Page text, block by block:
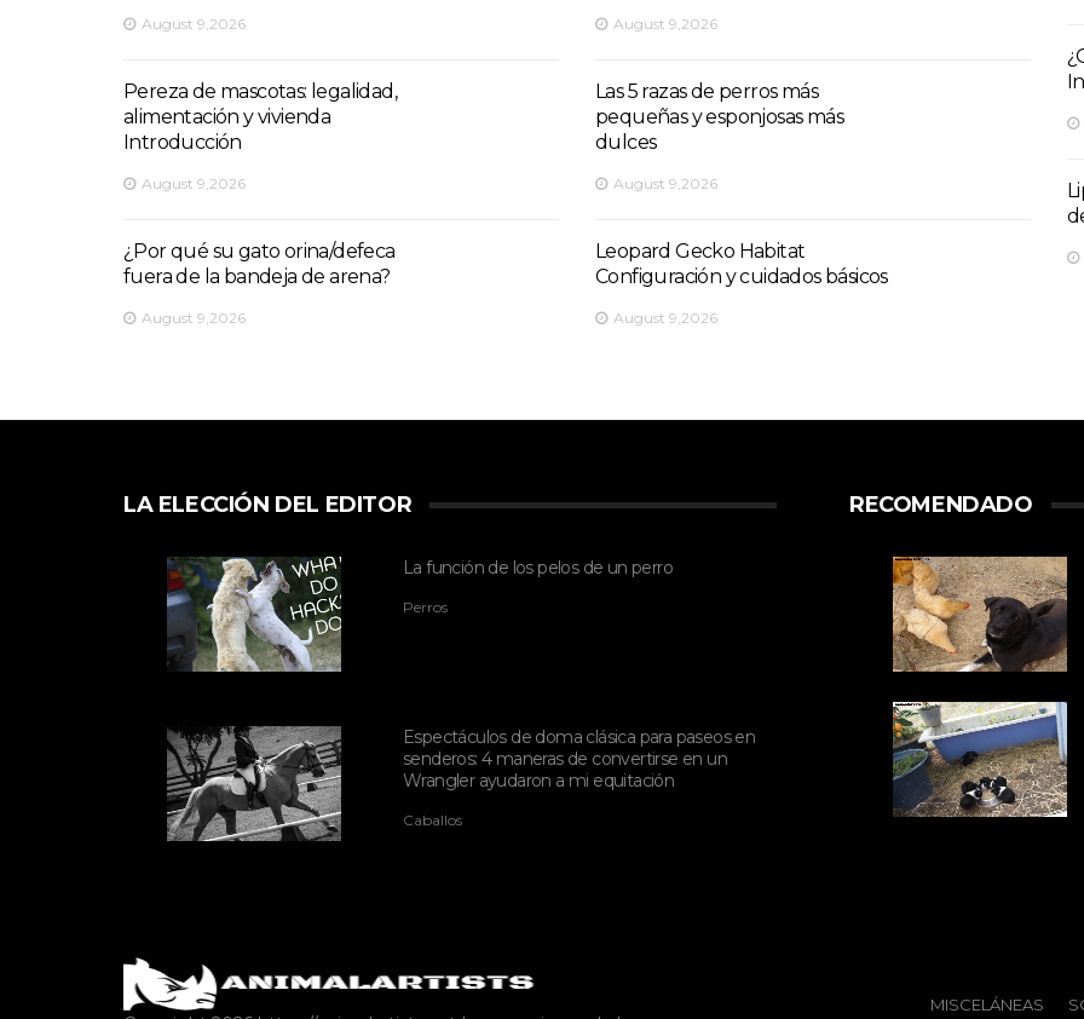
August 9,2026
Pereza de mascotas: legalidad,
alimentación y vivienda
Introducción
August 9,2026
¿Por qué su gato orina/defeca
fuera de la bandeja de arena?
August 9,2026
August 9,2026
Las 5 razas de perros más
pequeñas y esponjosas más
dulces
August 9,2026
Leopard Gecko Habitat
Configuración y cuidados básicos
August 9,2026
LA ELECCIÓN DEL EDITOR
La función de los pelos de un perro
Perros
Espectáculos de doma clásica para paseos en
senderos: 4 maneras de convertirse en un
Wrangler ayudaron a mi equitación
Caballos
RECOMENDADO
MISCELÁNEAS